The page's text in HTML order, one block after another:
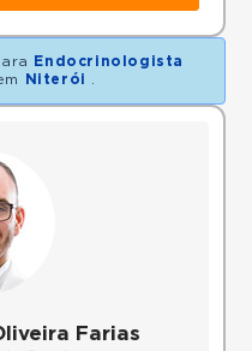
Endocrinologista
Niterói
Farias